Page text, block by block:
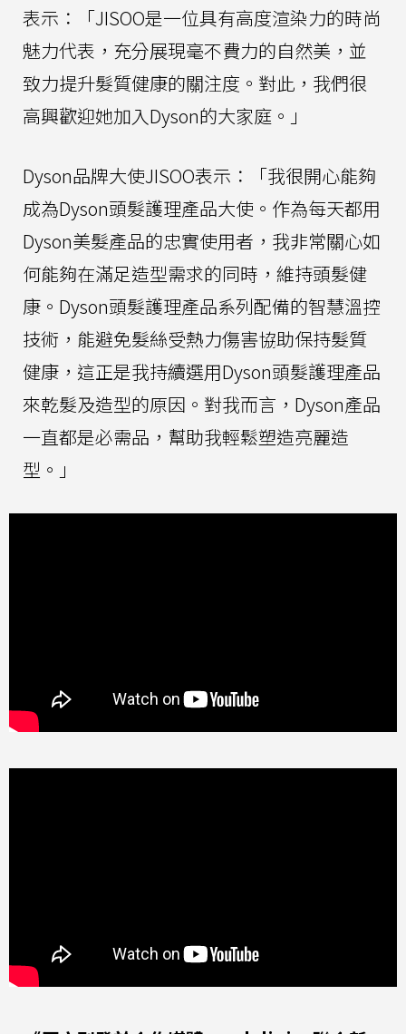
表示：「JISOO是一位具有高度渲染力的時尚
魅力代表，充分展現毫不費力的自然美，並
致力提升髮質健康的關注度。對此，我們很
高興歡迎她加入Dyson的大家庭。」
Dyson品牌大使JISOO表示：「我很開心能夠
成為Dyson頭髮護理產品大使。作為每天都用
Dyson美髮產品的忠實使用者，我非常關心如
何能夠在滿足造型需求的同時，維持頭髮健
康。Dyson頭髮護理產品系列配備的智慧溫控
技術，能避免髮絲受熱力傷害協助保持髮質
健康，這正是我持續選用Dyson頭髮護理產品
來乾髮及造型的原因。對我而言，Dyson產品
一直都是必需品，幫助我輕鬆塑造亮麗造
型。」